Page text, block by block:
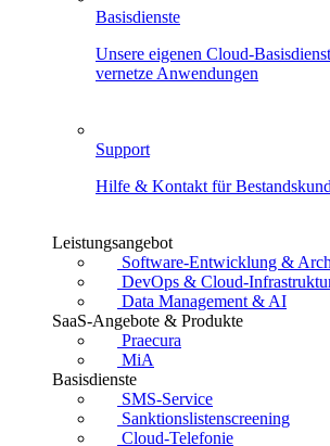
Basisdienste
Unsere eigenen Cloud-
vernetze Anwendungen
Support
Hilfe & Kontakt für
Leistungsangebot
Software-Entwicklung &
DevOps & Cloud-
Data Management & AI
SaaS-Angebote & Produkte
Praecura
MiA
Basisdienste
SMS-Service
Sanktionslistenscreening
Cloud-Telefonie